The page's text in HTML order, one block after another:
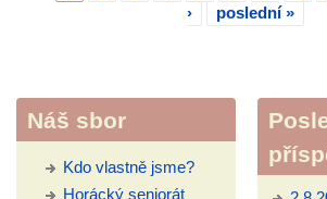
›
poslední »
Náš sbor
Kdo vlastně jsme?
Horácký seniorát